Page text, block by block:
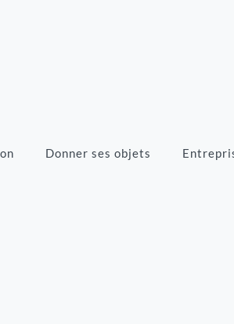
Donner ses objets